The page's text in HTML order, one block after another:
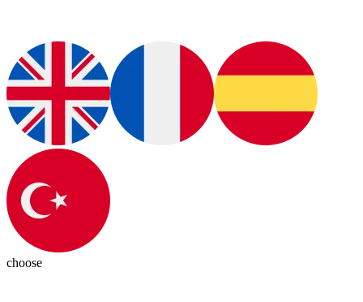
choose